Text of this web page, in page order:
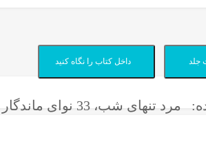
جلد داخل کتاب را نگاه کنید
مرد تنهای شب، 33 نوای ماندگار برای گیتار